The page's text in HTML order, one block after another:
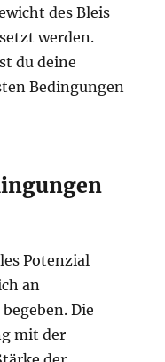
des Bleis
werden.
du deine
Bedingungen
Potenzial
an
Die
mit der